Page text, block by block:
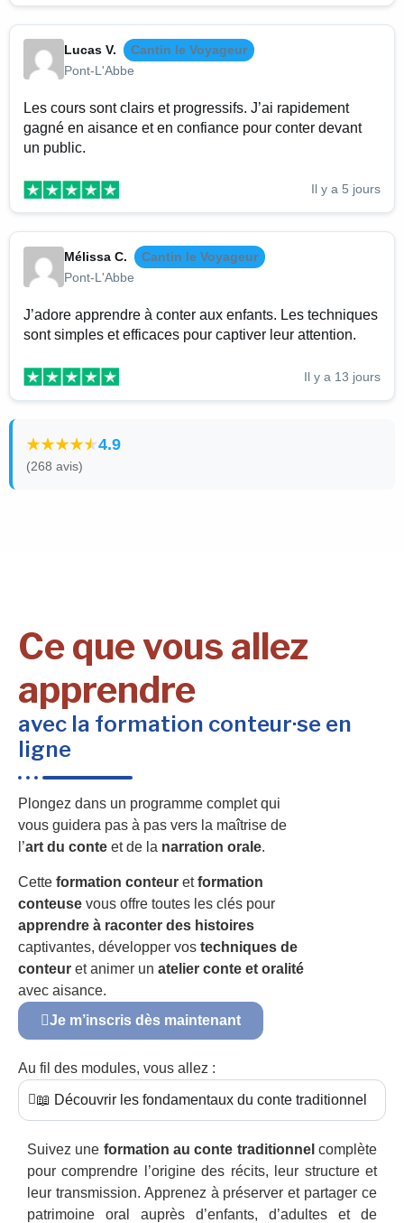
Lucas V.
Cantin le Voyageur
Pont-L'Abbe
Les cours sont clairs et progressifs. J’ai rapidement
gagné en aisance et en confiance pour conter devant
un public.
Il y a 5 jours
Mélissa C.
Cantin le Voyageur
Pont-L'Abbe
J’adore apprendre à conter aux enfants. Les techniques
sont simples et efficaces pour captiver leur attention.
Il y a 13 jours
4.9
(268 avis)
Ce que vous allez
apprendre
avec la formation conteur·se en
ligne
Plongez dans un programme complet qui
vous guidera pas à pas vers la maîtrise de
l’art du conte et de la narration orale.
Cette formation conteur etformation
conteuse vous offre toutes les clés pour
apprendre à raconter des histoires
captivantes, développer vos techniques de
conteur et animer un atelier conte et oralité
avec aisance.
Je m’inscris dès maintenant
Au fil des modules, vous allez :
📖 Découvrir les fondamentaux du conte traditionnel
Suivez une formation au conte traditionnel complète
pour comprendre l’origine des récits, leur structure et
leur transmission. Apprenez à préserver et partager ce
patrimoine oral auprès d’enfants, d’adultes et de